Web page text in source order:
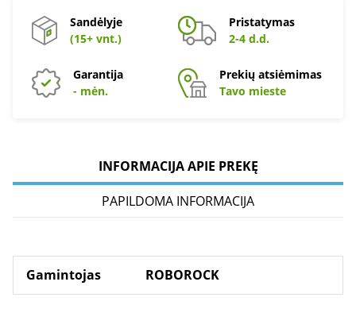
Sandėlyje
(15+ vnt.)
Pristatymas
2-4 d.d.
Garantija
- mėn.
Prekių atsiėmimas
Tavo mieste
INFORMACIJA APIE PREKĘ
PAPILDOMA INFORMACIJA
Gamintojas ROBOROCK